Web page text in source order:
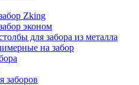
Zking
эконом
для забора из металла
на забор
заборов